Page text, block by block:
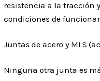
resistencia a la tracción
condiciones de
Juntas de acero y MLS
Ninguna otra junta es